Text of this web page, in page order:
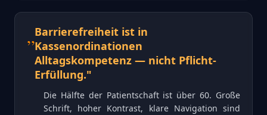
„Barrierefreiheit ist in
Kassenordinationen
Alltagskompetenz — nicht Pflicht-
Erfüllung."
Die Hälfte der Patientschaft ist über 60. Große
Schrift, hoher Kontrast, klare Navigation sind